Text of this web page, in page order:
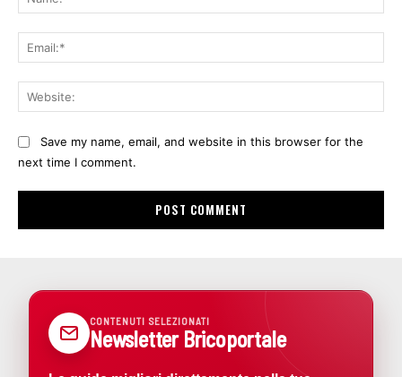
Save my name, email, and website in this browser for the
next time I comment.
CONTENUTI SELEZIONATI
Newsletter Bricoportale